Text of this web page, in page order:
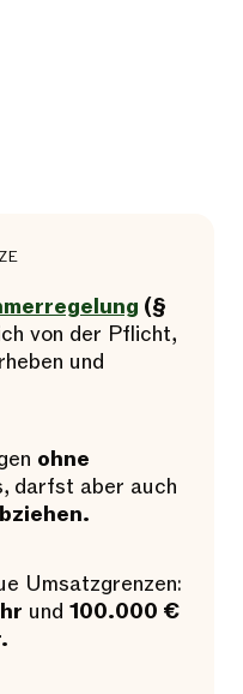
(§
von der Pflicht,
und
ohne
darfst aber auch
Umsatzgrenzen:
und 100.000 €